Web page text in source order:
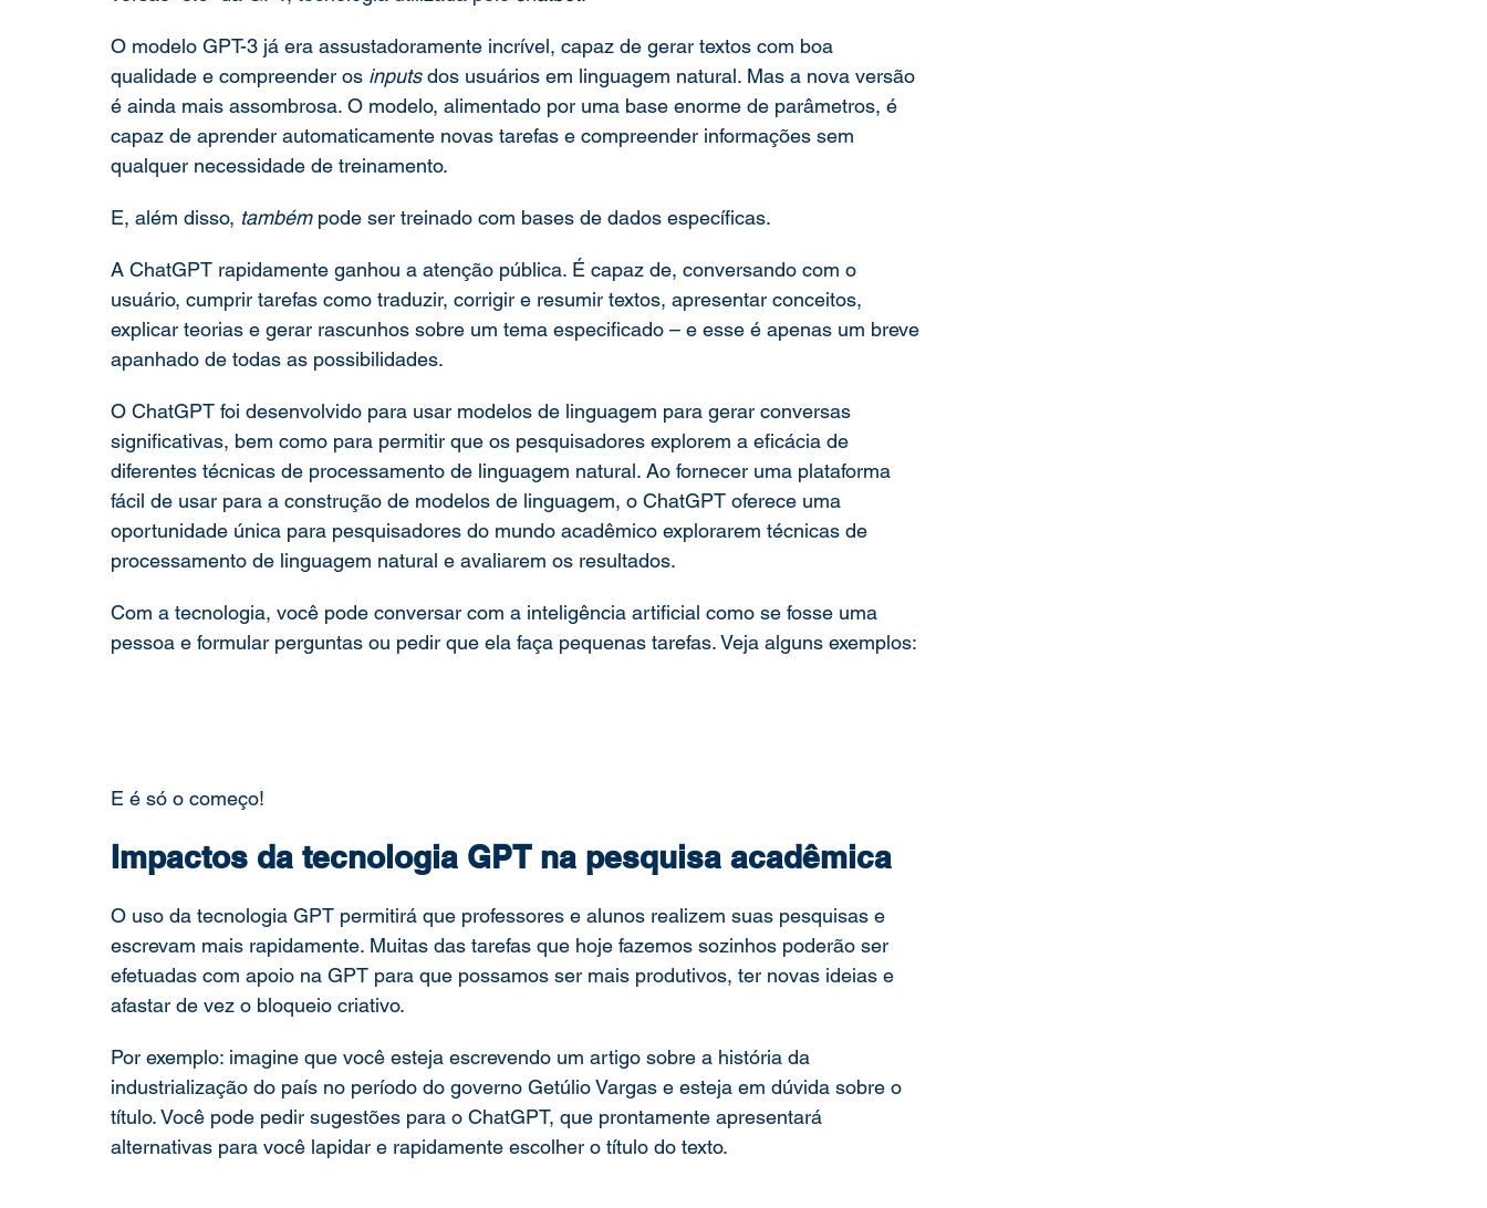
O modelo GPT-3 já era assustadoramente incrível, capaz de gerar textos com boa
qualidade e compreender os inputs dos usuários em linguagem natural. Mas a nova versão
é ainda mais assombrosa. O modelo, alimentado por uma base enorme de parâmetros, é
capaz de aprender automaticamente novas tarefas e compreender informações sem
qualquer necessidade de treinamento.
E, além disso, também pode ser treinado com bases de dados específicas.
A ChatGPT rapidamente ganhou a atenção pública. É capaz de, conversando com o
usuário, cumprir tarefas como traduzir, corrigir e resumir textos, apresentar conceitos,
explicar teorias e gerar rascunhos sobre um tema especificado – e esse é apenas um breve
apanhado de todas as possibilidades.
O ChatGPT foi desenvolvido para usar modelos de linguagem para gerar conversas
significativas, bem como para permitir que os pesquisadores explorem a eficácia de
diferentes técnicas de processamento de linguagem natural. Ao fornecer uma plataforma
fácil de usar para a construção de modelos de linguagem, o ChatGPT oferece uma
oportunidade única para pesquisadores do mundo acadêmico explorarem técnicas de
processamento de linguagem natural e avaliarem os resultados.
Com a tecnologia, você pode conversar com a inteligência artificial como se fosse uma
pessoa e formular perguntas ou pedir que ela faça pequenas tarefas. Veja alguns exemplos:
E é só o começo!
Impactos da tecnologia GPT na pesquisa acadêmica
O uso da tecnologia GPT permitirá que professores e alunos realizem suas pesquisas e
escrevam mais rapidamente. Muitas das tarefas que hoje fazemos sozinhos poderão ser
efetuadas com apoio na GPT para que possamos ser mais produtivos, ter novas ideias e
afastar de vez o bloqueio criativo.
Por exemplo: imagine que você esteja escrevendo um artigo sobre a história da
industrialização do país no período do governo Getúlio Vargas e esteja em dúvida sobre o
título. Você pode pedir sugestões para o ChatGPT, que prontamente apresentará
alternativas para você lapidar e rapidamente escolher o título do texto.